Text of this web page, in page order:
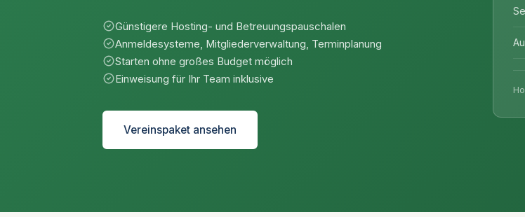
Günstigere Hosting- und Betreuungspauschalen
Anmeldesysteme, Mitgliederverwaltung, Terminplanung
Starten ohne großes Budget möglich
Einweisung für Ihr Team inklusive
Vereinspaket ansehen